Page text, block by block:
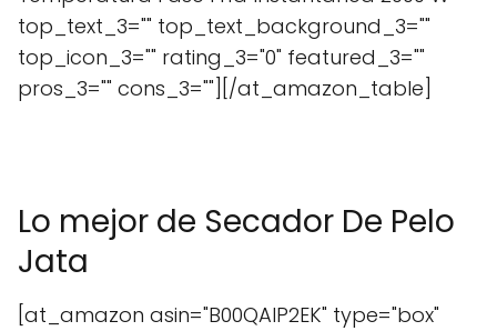
top_text_3="" top_text_background_3=""
top_icon_3="" rating_3="0" featured_3=""
pros_3="" cons_3=""][/at_amazon_table]
Lo mejor de Secador De Pelo
Jata
[at_amazon asin="B00QAIP2EK" type="box"